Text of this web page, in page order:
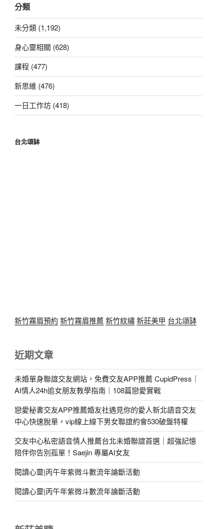
鍵
字:
分類
未分類 (1,192)
身心靈相關 (628)
課程 (477)
新思維 (476)
一日工作坊 (418)
台北頌缽
新竹霧眉預約 新竹霧眉推薦 新竹紋繡新莊美甲 台北頌缽
近期文章
未婚單身聯誼交友網站，免費交友APP推薦 CupidPress｜
AI情人24h追女朋友教學指南｜108篇戀愛實戰
戀愛秘書交友APP推薦婚友社遇見你的愛人新北語音交友
中心快速脫單，vip線上線下男女聯誼約會530破盤特權
交友中心私密語音情人推薦台北未婚聯誼首選｜超強記憶
陪伴你告別孤單！Saejin 專屬AI女友
閱讀心靈|丙午年紫微斗數流年論斷活動
閱讀心靈|丙午年紫微斗數流年論斷活動